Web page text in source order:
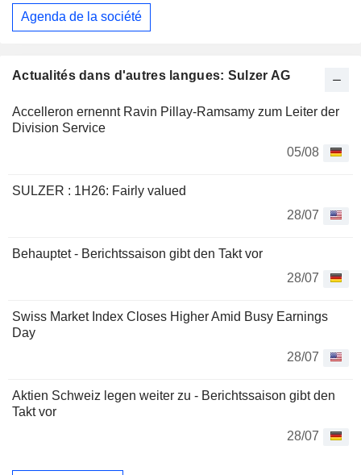
Actualités dans d'autres langues: Sulzer AG
Accelleron ernennt Ravin Pillay-Ramsamy zum Leiter der
Division Service
05/08
SULZER : 1H26: Fairly valued
28/07
Behauptet - Berichtssaison gibt den Takt vor
28/07
Swiss Market Index Closes Higher Amid Busy Earnings
Day
28/07
Aktien Schweiz legen weiter zu - Berichtssaison gibt den
Takt vor
28/07
Agenda de la société